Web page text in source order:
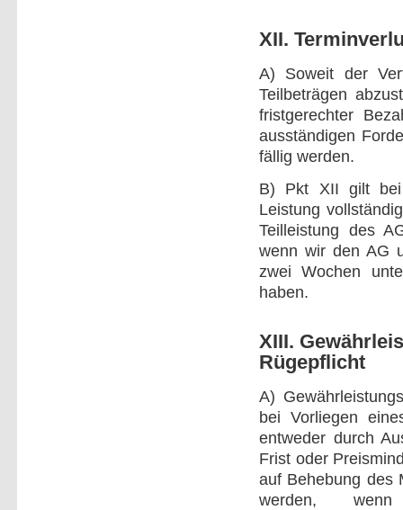
XII.
A) Soweit der
Teilbeträgen
fristgerechter
ausständigen
fällig werden.
B) Pkt XII gilt bei
Leistung
Teilleistung des
wenn wir den AG
zwei Wochen
haben.
XIII.
Rügepflicht
A)
bei Vorliegen
entweder durch
Frist oder
auf Behebung des
werden,